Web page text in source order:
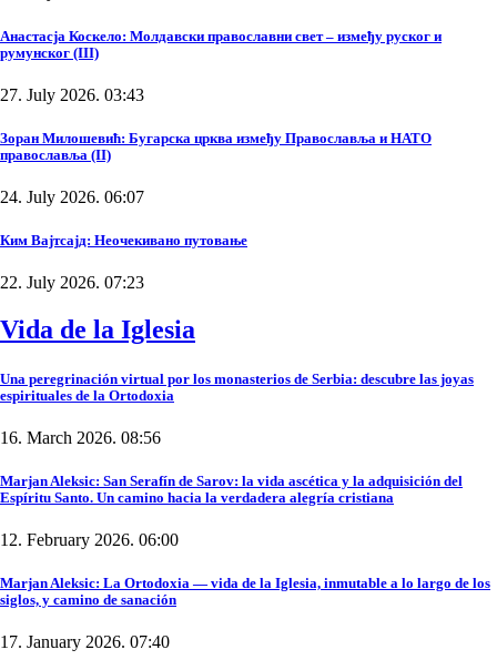
Анастасја Коскело: Молдавски православни свет – између руског и
румунског (III)
27. July 2026. 03:43
Зоран Милошевић: Бугарска црква између Православља и НАТО
православља (II)
24. July 2026. 06:07
Ким Вајтсајд: Неочекивано путовање
22. July 2026. 07:23
Vida de la Iglesia
Una peregrinación virtual por los monasterios de Serbia: descubre las joyas
espirituales de la Ortodoxia
16. March 2026. 08:56
Marjan Aleksic: San Serafín de Sarov: la vida ascética y la adquisición del
Espíritu Santo. Un camino hacia la verdadera alegría cristiana
12. February 2026. 06:00
Marjan Aleksic: La Ortodoxia — vida de la Iglesia, inmutable a lo largo de los
siglos, y camino de sanación
17. January 2026. 07:40